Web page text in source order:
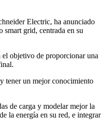
Electric, ha anunciado
smart grid, centrada en su
objetivo de proporcionar una
tener un mejor conocimiento
de carga y modelar mejor la
la energía en su red, e integrar